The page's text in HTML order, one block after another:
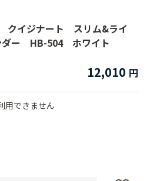
クイジナート スリム&ライ
ダー HB-504 ホワイト
12,010
用できません